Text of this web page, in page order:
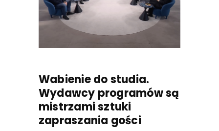
Wabienie do studia.
Wydawcy programów są
mistrzami sztuki
zapraszania gości